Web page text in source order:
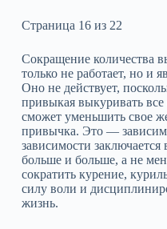
Страница 16 из 22
Сокращение количества
только не работает, но и
Оно не действует,
привыкая выкуривать
сможет уменьшить свое
привычка. Это —
зависимости
больше и больше, а не
сократить курение,
силу воли и
жизнь.